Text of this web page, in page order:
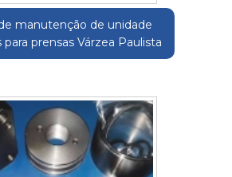
manutenção de unidade
para prensas Várzea Paulista